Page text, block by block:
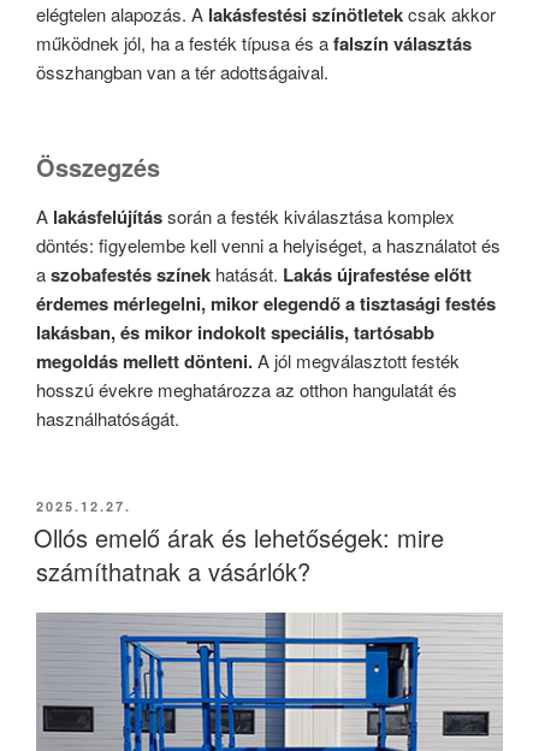
elégtelen alapozás. A lakásfestési színötletekcsak akkor
működnek jól, ha a festék típusa és afalszín választás
összhangban van a tér adottságaival.
Összegzés
A lakásfelújítássorán a festék kiválasztása komplex
döntés: figyelembe kell venni a helyiséget, a használatot és
aszobafestés színek hatását. Lakás újrafestése előtt
érdemes mérlegelni, mikor elegendő a tisztasági festés
lakásban, és mikor indokolt speciális, tartósabb
megoldás mellett dönteni.A jól megválasztott festék
hosszú évekre meghatározza az otthon hangulatát és
használhatóságát.
BEKÜLDVE:
2025.12.27.
Ollós emelő árak és lehetőségek: mire
számíthatnak a vásárlók?